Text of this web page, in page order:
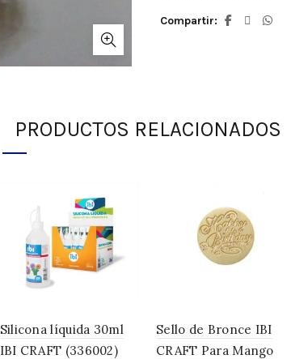
Compartir
PRODUCTOS RELACIONADOS
Silicona líquida 30ml
IBI CRAFT (336002)
Sello de Bronce IBI
CRAFT Para Mango